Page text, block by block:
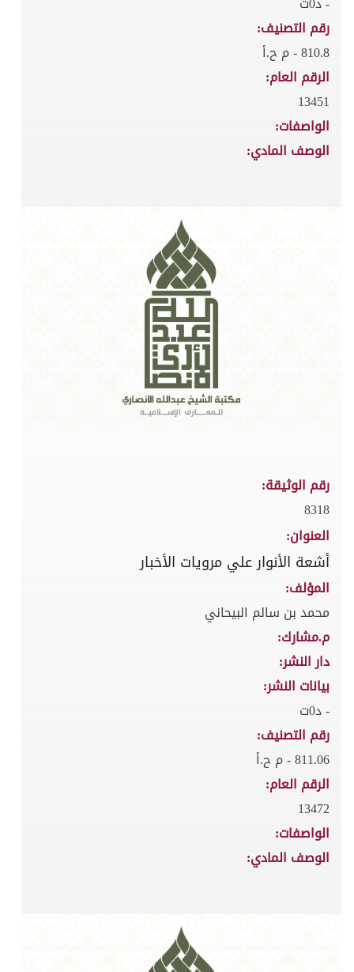
رقم التصنيف:
810.8 - م ح.أ
الرقم العام:
13451
الواصفات:
الوصف المادي:
رقم الوثيقة:
8318
العنوان:
أشعة الأنوار علي مرويات الأخبار
المؤلف:
محمد بن سالم البيحاني
م.مشارك:
دار النشر:
بيانات النشر:
- د0ت
رقم التصنيف:
811.06 - م ح.أ
الرقم العام:
13472
الواصفات:
الوصف المادي: